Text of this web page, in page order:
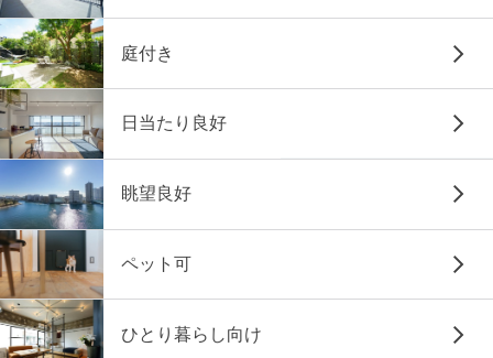
庭付き
日当たり良好
眺望良好
ペット可
ひとり暮らし向け